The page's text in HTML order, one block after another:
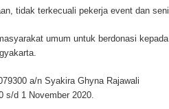
tidak terkecuali pekerja event dan seni.
umum untuk berdonasi kepada
a/n Syakira Ghyna Rajawali
s/d 1 November 2020.